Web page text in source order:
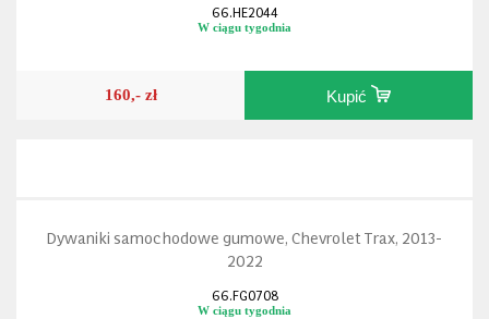
66.HE2044
W ciągu tygodnia
160,- zł Kupić
Dywaniki samochodowe gumowe, Chevrolet Trax, 2013-
2022
66.FG0708
W ciągu tygodnia